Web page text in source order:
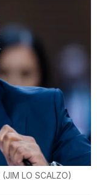
(JIM LO SCALZO)